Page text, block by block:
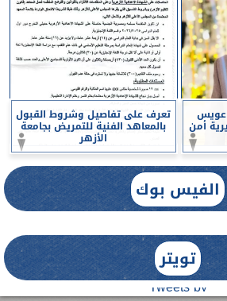
عويس
أمن
تعرف على تفاصيل وشروط القبول
بالمعاهد الفنية للتمريض بجامعة
الأزهر
الفيس بوك
تويتر
Tweets by